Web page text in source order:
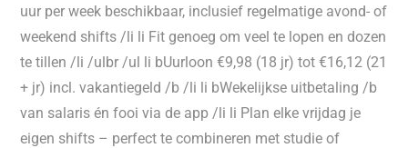
uur per week beschikbaar, inclusief regelmatige avond- of
weekend shifts /li li Fit genoeg om veel te lopen en dozen
te tillen /li /ulbr /ul li bUurloon €9,98 (18 jr) tot €16,12 (21
+ jr) incl. vakantiegeld /b /li li bWekelijkse uitbetaling /b
van salaris én fooi via de app /li li Plan elke vrijdag je
eigen shifts – perfect te combineren met studie of